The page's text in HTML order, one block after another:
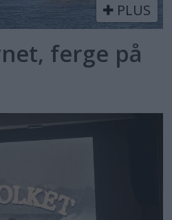
PLUS
ferge på